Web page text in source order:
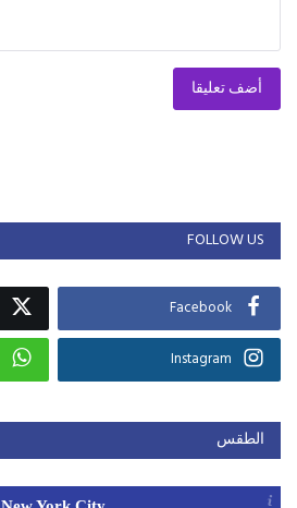
أضف تعليقا
FOLLOW US
Facebook
Instagram
الطقس